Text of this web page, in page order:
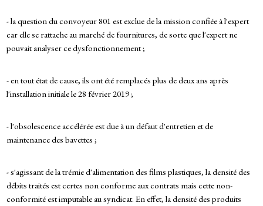
- la question du convoyeur 801 est exclue de la mission confiée à l'expert
car elle se rattache au marché de fournitures, de sorte que l'expert ne
pouvait analyser ce dysfonctionnement ;
- en tout état de cause, ils ont été remplacés plus de deux ans après
l'installation initiale le 28 février 2019 ;
- l'obsolescence accélérée est due à un défaut d'entretien et de
maintenance des bavettes ;
- s'agissant de la trémie d'alimentation des films plastiques, la densité des
débits traités est certes non conforme aux contrats mais cette non-
conformité est imputable au syndicat. En effet, la densité des produits